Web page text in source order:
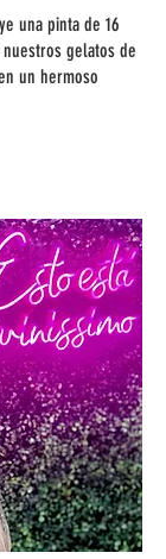
una pinta de 16
gelatos de
un hermoso